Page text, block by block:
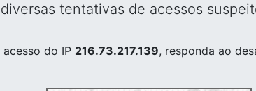
tentativas de acessos
do IP 216.73.217.139, responda ao